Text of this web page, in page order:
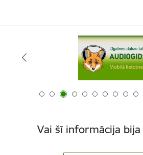
Vai šī informācija